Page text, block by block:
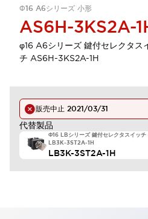
Φ16 A6シリーズ 小形
AS6H-3KS2A-
φ16 A6シリーズ 鍵付セレクタス
チ AS6H-3KS2A-1H
販売中止 2021/03/31
代替製品
Φ16 LBシリーズ 鍵付セレクタスイッ
LB3K-3ST2A-1H
LB3K-3ST2A-1H